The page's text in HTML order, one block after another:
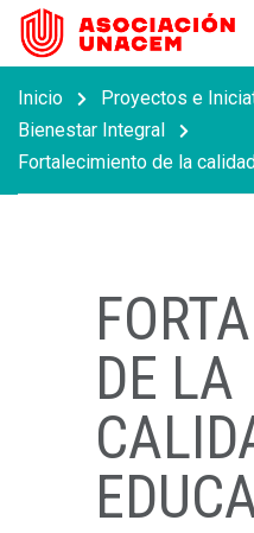
Inicio Proyectos e
Bienestar Integral
Fortalecimiento de la
DE LA